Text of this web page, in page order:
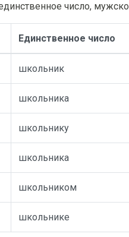
число,
Единственное число
школьник
школьника
школьнику
школьника
школьником
школьнике